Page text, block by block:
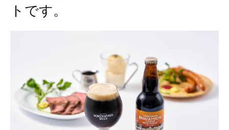
トです。